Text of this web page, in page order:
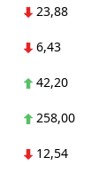
23,88
6,43
42,20
258,00
12,54